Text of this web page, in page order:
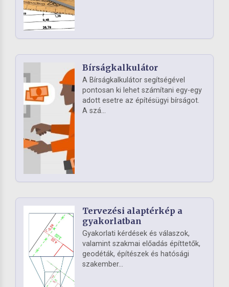
Bírságkalkulátor
A Bírságkalkulátor segítségével
pontosan ki lehet számítani egy-egy
adott esetre az építésügyi bírságot.
A szá...
Tervezési alaptérkép a
gyakorlatban
Gyakorlati kérdések és válaszok,
valamint szakmai előadás építtetők,
geodéták, építészek és hatósági
szakember...